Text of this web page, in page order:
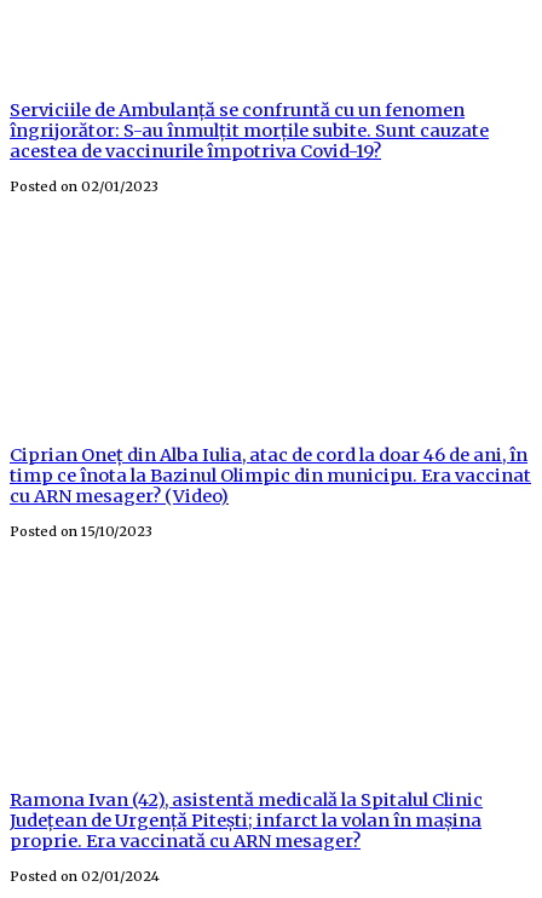
Serviciile de Ambulanță se confruntă cu un fenomen
îngrijorător: S-au înmulțit morțile subite. Sunt cauzate
acestea de vaccinurile împotriva Covid-19?
Posted on 02/01/2023
Ciprian Oneț din Alba Iulia, atac de cord la doar 46 de ani, în
timp ce înota la Bazinul Olimpic din municipu. Era vaccinat
cu ARN mesager? (Video)
Posted on 15/10/2023
Ramona Ivan (42), asistentă medicală la Spitalul Clinic
Județean de Urgență Pitești; infarct la volan în mașina
proprie. Era vaccinată cu ARN mesager?
Posted on 02/01/2024